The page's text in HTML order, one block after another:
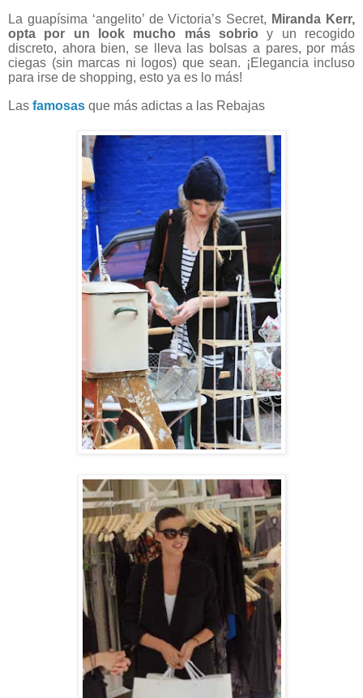
La guapísima ‘angelito’ de Victoria’s Secret, Miranda Kerr,
opta por un look mucho más sobrioy un recogido
discreto, ahora bien, se lleva las bolsas a pares, por más
ciegas (sin marcas ni logos) que sean. ¡Elegancia incluso
para irse de shopping, esto ya es lo más!
Las famosas que más adictas a las Rebajas